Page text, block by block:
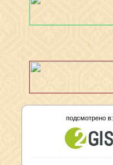
подсмотрено в: